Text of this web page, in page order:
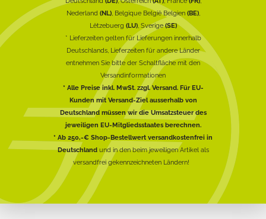
Nederland (NL), Belgique België Belgien (BE),
Lëtzebuerg (LU), Sverige(SE)
* Lieferzeiten gelten für Lieferungen innerhalb
Deutschlands, Lieferzeiten für andere Länder
entnehmen Sie bitte der Schaltfläche mit den
Versandinformationen
* Alle Preise inkl. MwSt. zzgl. Versand. Für EU-
Kunden mit Versand-Ziel ausserhalb von
Deutschland müssen wir die Umsatzsteuer des
jeweiligen EU-Mitgliedsstaates berechnen.
* Ab 250,-€ Shop-Bestellwert versandkostenfrei in
Deutschlandund in den beim jeweiligen Artikel als
versandfrei gekennzeichneten Ländern!